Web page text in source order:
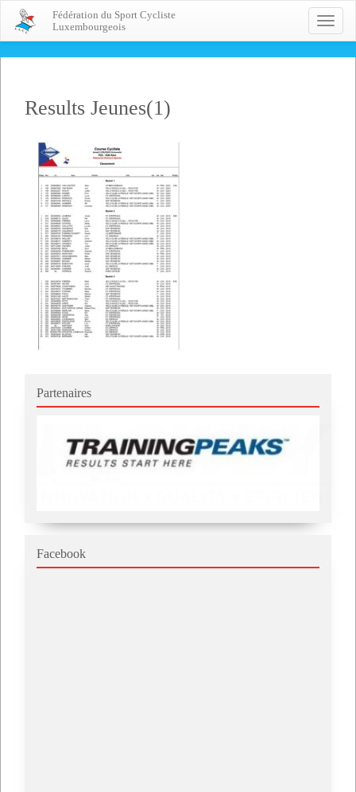
Toggle
Fédération du Sport Cycliste
Luxembourgeois
Results Jeunes(1)
Partenaires
Facebook